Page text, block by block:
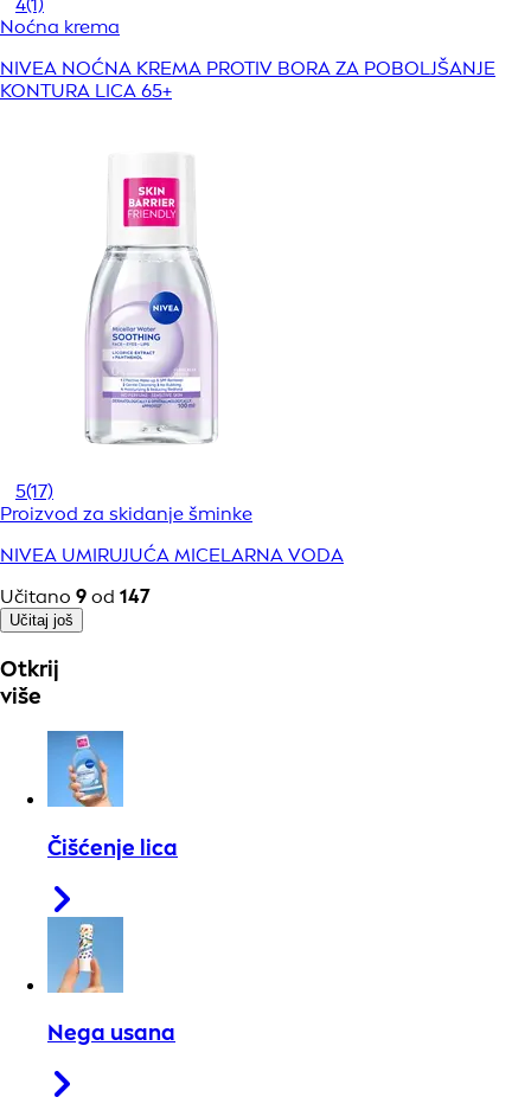
Noćna krema
NIVEA NOĆNA KREMA PROTIV BORA ZA POBOLJŠANJE
KONTURA LICA 65+
5(17)
Proizvod za skidanje šminke
NIVEA UMIRUJUĆA MICELARNA VODA
Učitano 9 od 147
Učitaj još
Otkrij
više
Čišćenje lica
Nega usana